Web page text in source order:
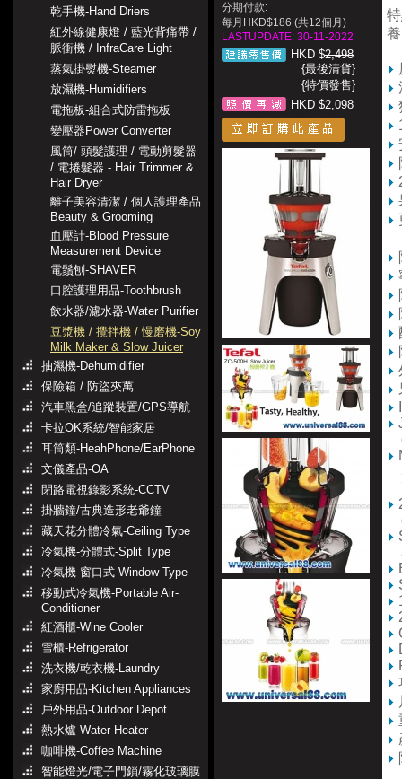
乾手機-Hand Driers
紅外線健康燈 / 藍光背痛帶 /
脈衝機 / InfraCare Light
蒸氣掛熨機-Steamer
放濕機-Humidifiers
電拖板-組合式防雷拖板
變壓器Power Converter
風筒/ 頭髮護理 / 電動剪髮器
/ 電捲髮器 - Hair Trimmer &
Hair Dryer
離子美容清潔 / 個人護理產品
Beauty & Grooming
血壓計-Blood Pressure
Measurement Device
電鬚刨-SHAVER
口腔護理用品-Toothbrush
飲水器/濾水器-Water Purifier
豆漿機 / 攪拌機 / 慢磨機-Soy
Milk Maker & Slow Juicer
抽濕機-Dehumidifier
保險箱 / 防盜夾萬
汽車黑盒/追蹤裝置/GPS導航
卡拉OK系統/智能家居
耳筒類-HeahPhone/EarPhone
文儀產品-OA
閉路電視錄影系統-CCTV
掛牆鐘/古典造形老爺鐘
藏天花分體冷氣-Ceiling Type
冷氣機-分體式-Split Type
冷氣機-窗口式-Window Type
移動式冷氣機-Portable Air-
Conditioner
紅酒櫃-Wine Cooler
雪櫃-Refrigerator
洗衣機/乾衣機-Laundry
家廚用品-Kitchen Appliances
戶外用品-Outdoor Depot
熱水爐-Water Heater
咖啡機-Coffee Machine
智能燈光/電子門鎖/霧化玻璃膜
分期付款:
每月HKD$186 (共12個月)
LASTUPDATE: 30-11-2022
HKD $2,498
{最後清貨}
{特價發售}
HKD $2,098